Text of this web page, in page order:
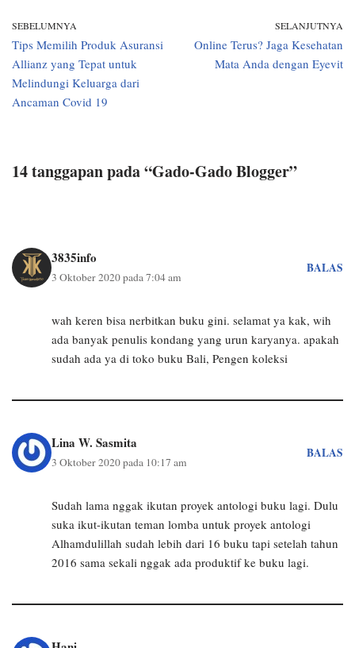
SEBELUMNYA
Tips Memilih Produk Asuransi
Allianz yang Tepat untuk
Melindungi Keluarga dari
Ancaman Covid 19
SELANJUTNYA
Online Terus? Jaga Kesehatan
Mata Anda dengan Eyevit
14 tanggapan pada “Gado-Gado Blogger”
3835info
3 Oktober 2020 pada 7:04 am
BALAS
wah keren bisa nerbitkan buku gini. selamat ya kak, wih
ada banyak penulis kondang yang urun karyanya. apakah
sudah ada ya di toko buku Bali, Pengen koleksi
Lina W. Sasmita
3 Oktober 2020 pada 10:17 am
BALAS
Sudah lama nggak ikutan proyek antologi buku lagi. Dulu
suka ikut-ikutan teman lomba untuk proyek antologi
Alhamdulillah sudah lebih dari 16 buku tapi setelah tahun
2016 sama sekali nggak ada produktif ke buku lagi.